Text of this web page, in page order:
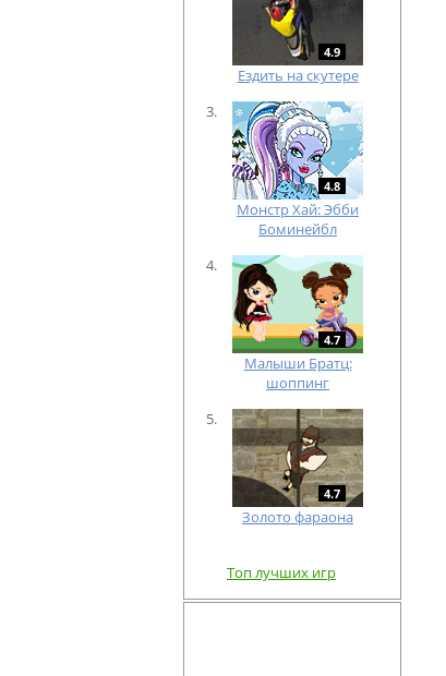
4.9
Ездить на скутере
4.8
Монстр Хай: Эбби
Боминейбл
4.7
Малыши Братц:
шоппинг
4.7
Золото фараона
Топ лучших игр